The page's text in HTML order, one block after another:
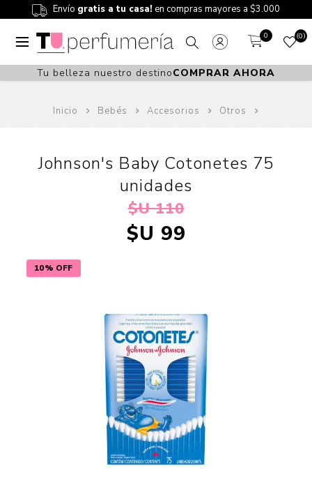
Envío gratis a tu casa! en compras mayores a $3.000
0 0
Tu belleza nuestro destinoCOMPRAR AHORA
Inicio Bebés Accesorios Otros
10% OFF
Johnson's Baby Cotonetes 75
unidades
$U 110
$U 99